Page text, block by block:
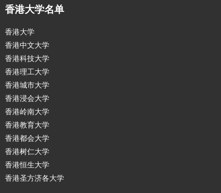
香港大学名单
香港大学
香港中文大学
香港科技大学
香港理工大学
香港城市大学
香港浸会大学
香港岭南大学
香港教育大学
香港都会大学
香港树仁大学
香港恒生大学
香港圣方济各大学